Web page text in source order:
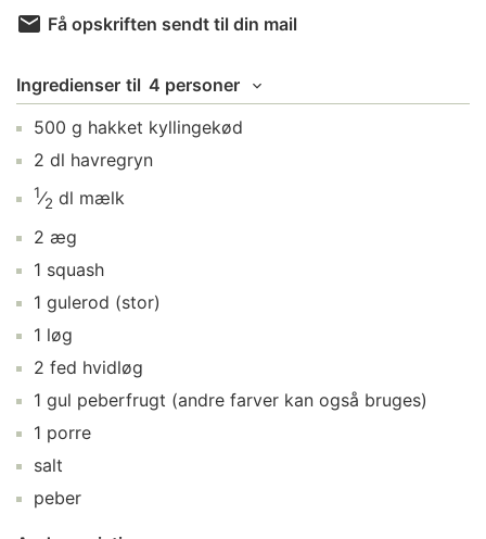
Få opskriften sendt til din mail
Ingredienser til 4 personer
500 g hakket kyllingekød
2 dl havregryn
1⁄2 dl mælk
2 æg
1 squash
1 gulerod (stor)
1 løg
2 fed hvidløg
1 gul peberfrugt (andre farver kan også bruges)
1 porre
salt
peber